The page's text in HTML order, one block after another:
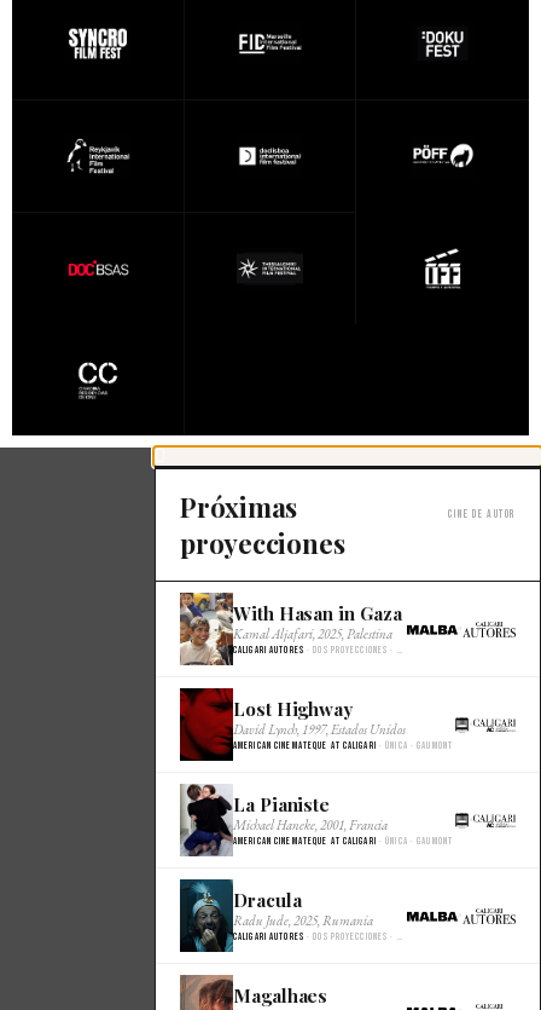
Próximas
proyecciones
Cine de autor
With Hasan in Gaza
Kamal Aljafari, 2025, Palestina
Caligari Autores · Dos proyecciones · Malba Cine
×
Lost Highway
David Lynch, 1997, Estados Unidos
American Cinemateque at Caligari · Única · Gaumont
×
La Pianiste
Michael Haneke, 2001, Francia
American Cinemateque at Caligari · Única · Gaumont
×
Dracula
Radu Jude, 2025, Rumania
Caligari Autores · Dos proyecciones · Malba Cine
×
Magalhaes